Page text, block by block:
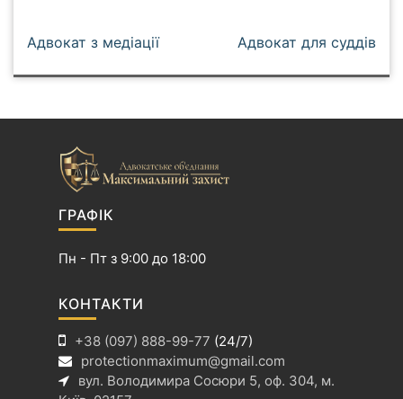
Н
Адвокат з медіації Адвокат для суддів
ГРАФІК
Пн - Пт з 9:00 до 18:00
КОНТАКТИ
+38 (097) 888-99-77 (24/7)
protectionmaximum@gmail.com
вул. Володимира Сосюри 5, оф. 304, м.